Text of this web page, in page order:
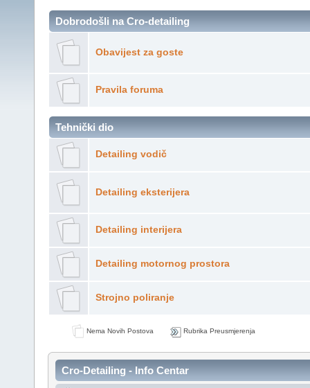
Dobrodošli na Cro-detailing
Obavijest za goste
Pravila foruma
Tehnički dio
Detailing vodič
Detailing eksterijera
Detailing interijera
Detailing motornog prostora
Strojno poliranje
Nema Novih Postova Rubrika Preusmjerenja
Cro-Detailing - Info Centar